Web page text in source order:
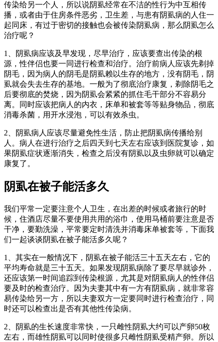
传染给另一个人，所以说阴虱经常在不洁的性行为中互相传
播，或者由于住房条件恶劣，卫生差，与患有阴虱病的人住一
起同床，有过于密切的接触也会被传染阴虱病，那么阴虱怎么
治疗呢？
1、阴虱病应该及早发现，尽早治疗，应该要查出传染的根
源，性伴侣也要一同进行检查和治疗。治疗前病人应该先剃掉
阴毛，因为病人的阴毛是阴虱赖以生存的地方，没有阴毛，阴
虱就会失去生存的基地。一般为了彻底治疗康复，剃除阴毛之
后要彻底的焚烧，因为阴虱会紧紧的抓住毛干部分不容易分
离。同时应该把病人的内衣，床单和被套等等贴身物品，彻底
消毒杀菌，用开水浸泡，可以有效杀虫。
2、阴虱病人应该尽量避免性生活，防止把阴虱病传播给别
人。病人在进行治疗之后四天到七天左右应该到医院复诊，如
果阴虱症状逐渐消失，检查之后没有阴虱以及虫卵就可以确定
康复了。
阴虱在被子能活多久
我们平常一定要注意个人卫生，在出差的时候或者旅行的时
候，住酒店尽量不要使用共用的浴巾，使用马桶前要注意是否
干净，要勤洗澡，平常要定时清洗并消毒床单被套等，下面我
们一起谈谈阴虱在被子能活多久呢？
1、其实在一般情况下，阴虱在被子能活三十五天左右，它的
平均寿命就是三十五天。如果发现阴虱病除了要尽早就诊外，
还应该第一时间追踪到传染根源，尤其是对阴虱病人的性伴侣
要及时的检查治疗。因为夫妻其中有一方有阴虱病，就非常容
易传染给另一方，所以夫妻双方一定要同时进行检查治疗，同
时还可以检查出是否有其他性传染病。
2、阴虱的生长速度非常快，一只雌性阴虱大约可以产卵50枚
左右，而雄性阴虱可以同时使很多只雌性阴虱受精产卵。所以